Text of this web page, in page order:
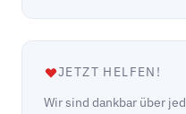
JETZT HELFEN!
Wir sind dankbar über